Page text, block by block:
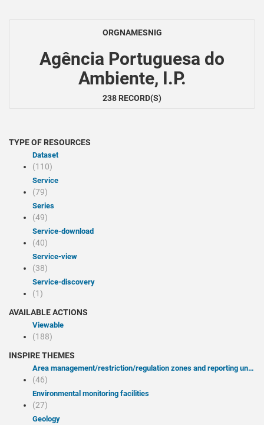
ORGNAMESNIG
Agência Portuguesa do
Ambiente, I.P.
238 RECORD(S)
TYPE OF RESOURCES
Dataset
(110)
Service
(79)
Series
(49)
service-download
(40)
service-view
(38)
service-discovery
(1)
AVAILABLE ACTIONS
Viewable
(188)
INSPIRE THEMES
Area management/restriction/regulation zones and reporting units
(46)
Environmental monitoring facilities
(27)
Geology